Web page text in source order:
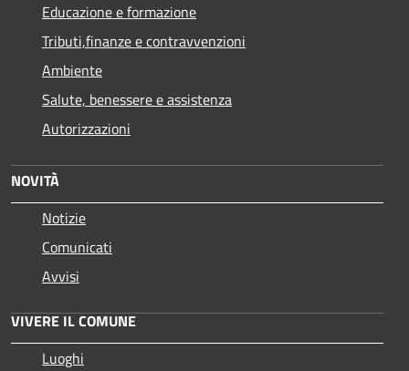
Educazione e formazione
Tributi,finanze e contravvenzioni
Ambiente
Salute, benessere e assistenza
Autorizzazioni
NOVITÀ
Notizie
Comunicati
Avvisi
VIVERE IL COMUNE
Luoghi